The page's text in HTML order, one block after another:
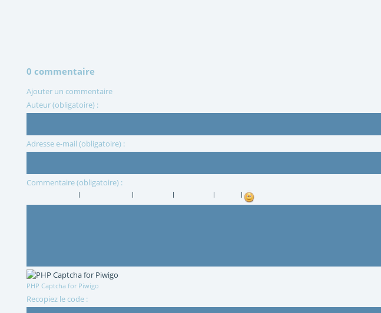
0 commentaire
Ajouter un commentaire
Auteur (obligatoire) :
Adresse e-mail (obligatoire) :
Commentaire (obligatoire) :
PHP Captcha for Piwigo
Recopiez le code :